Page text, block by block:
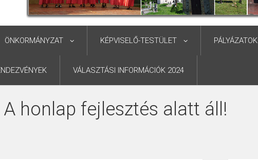
ÖNKORMÁNYZAT KÉPVISELŐ-TESTÜLET PÁLYÁZATOK
VÁLASZTÁSI INFORMÁCIÓK 2024
A honlap fejlesztés alatt áll!